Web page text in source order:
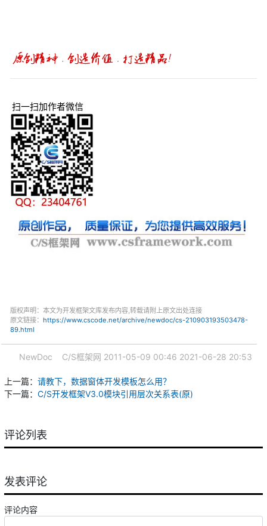
扫一扫加作者微信
版权声明：本文为开发框架文库发布内容,转载请附上原文出处连接
原文链接： https://www.cscode.net/archive/newdoc/cs-210903193503478-
89.html
NewDoc C/S框架网 2011-05-09 00:46 2021-06-28 20:53
上一篇： 请教下，数据窗体开发模板怎么用？
下一篇： C/S开发框架V3.0模块引用层次关系表(原)
评论列表
发表评论
评论内容